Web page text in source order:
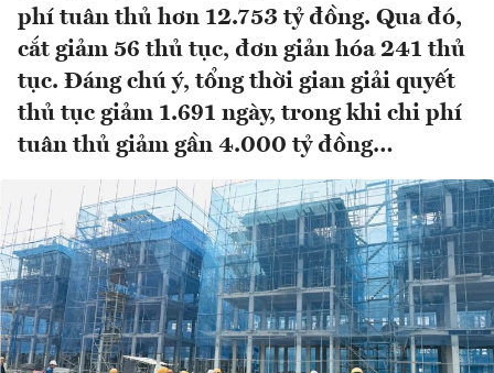
phí tuân thủ hơn 12.753 tỷ đồng. Qua đó,
cắt giảm 56 thủ tục, đơn giản hóa 241 thủ
tục. Đáng chú ý, tổng thời gian giải quyết
thủ tục giảm 1.691 ngày, trong khi chi phí
tuân thủ giảm gần 4.000 tỷ đồng…